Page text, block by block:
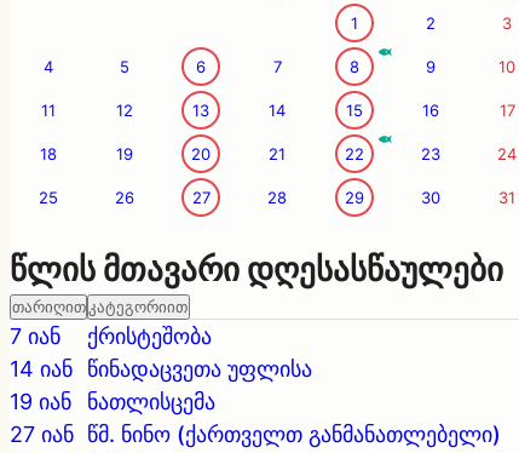
1 2 3
4 5 6 7 8 9 10
11 12 13 14 15 16 17
18 19 20 21 22 23 24
25 26 27 28 29 30 31
წლის მთავარი დღესასწაულები
თარიღითკატეგორიით
7 იან ქრისტეშობა
14 იან
წინადაცვეთა უფლისა
19 იან
ნათლისცემა
27 იან წმ. ნინო (ქართველთ განმანათლებელი)